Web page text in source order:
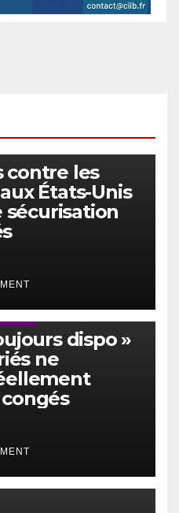
contre les
États-Unis
sécurisation
dispo »
ne